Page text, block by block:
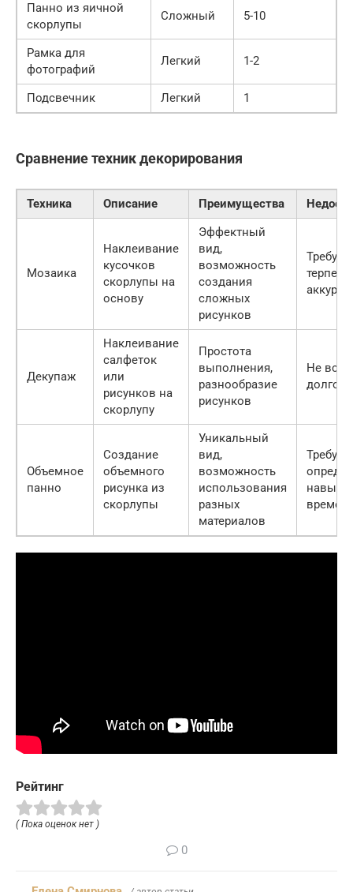
Панно из яичной
скорлупы
Сложный 5-10
Рамка для
фотографий
Легкий 1-2
Подсвечник Легкий 1
Сравнение техник декорирования
Техника Описание Преимущества
Мозаика
Наклеивание
кусочков
скорлупы на
основу
Эффектный
вид,
возможность
создания
сложных
рисунков
Требует
Декупаж
Наклеивание
салфеток
или
рисунков на
скорлупу
Простота
выполнения,
разнообразие
рисунков
Не
Объемное
панно
Создание
объемного
рисунка из
скорлупы
Уникальный
вид,
возможность
использования
разных
материалов
Требует
Рейтинг
( Пока оценок нет )
0